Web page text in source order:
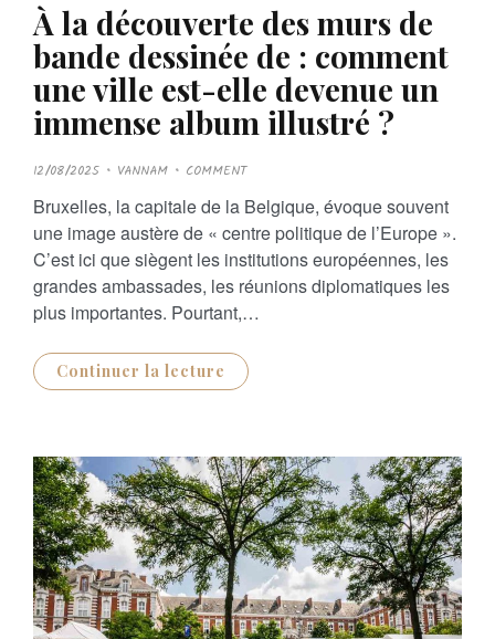
À la découverte des murs de
bande dessinée de : comment
une ville est-elle devenue un
immense album illustré ?
P
O
T
E
D
O
N
12/08/2025 VANNAM COMMENT
Bruxelles, la capitale de la Belgique, évoque souvent
une image austère de « centre politique de l’Europe ».
C’est ici que siègent les institutions européennes, les
grandes ambassades, les réunions diplomatiques les
plus importantes. Pourtant,…
Continuer la lecture